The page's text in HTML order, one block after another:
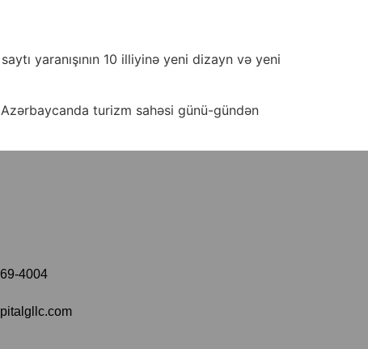
yaranışının 10 illiyinə yeni dizayn və yeni
turizm sahəsi günü-gündən
4004